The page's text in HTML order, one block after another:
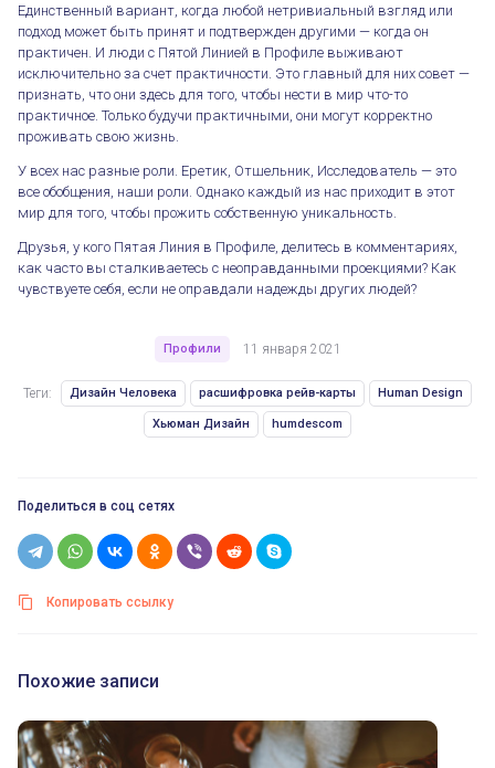
Пятая Линия в Профиле
Единственный вариант, когда любой нетривиальный взгляд или
подход может быть принят и подтвержден другими — когда он
практичен. И люди с Пятой Линией в Профиле выживают
исключительно за счет практичности. Это главный для них совет —
признать, что они здесь для того, чтобы нести в мир что-то
практичное. Только будучи практичными, они могут корректно
проживать свою жизнь.
У всех нас разные роли. Еретик, Отшельник, Исследователь — это
все обобщения, наши роли. Однако каждый из нас приходит в этот
мир для того, чтобы прожить собственную уникальность.
Друзья, у кого Пятая Линия в Профиле, делитесь в комментариях,
как часто вы сталкиваетесь с неоправданными проекциями? Как
чувствуете себя, если не оправдали надежды других людей?
Профили 11 января 2021
Теги: Дизайн Человека расшифровка рейв-карты Human Design
Хьюман Дизайн humdescom
Поделиться в соц сетях
Копировать ссылку
Похожие записи